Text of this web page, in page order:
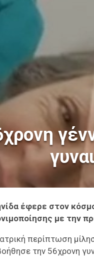
έφερε στον
με την
περίπτωση
την 56χρονη